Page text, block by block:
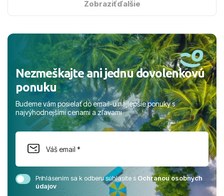
s hviezdičkou. ​Už teraz sa tešíme, kam s nami vyrazíte
Zobraziť ďalšie
Nezmeškajte ani jednu dovolenkovú
ponuku
Budeme vám posielať do email-u najlepšie ponuky s
najvýhodnejšími cenami a zľavami
Prihlásením sa k odberu súhlasíte sOchranou osobných
údajov